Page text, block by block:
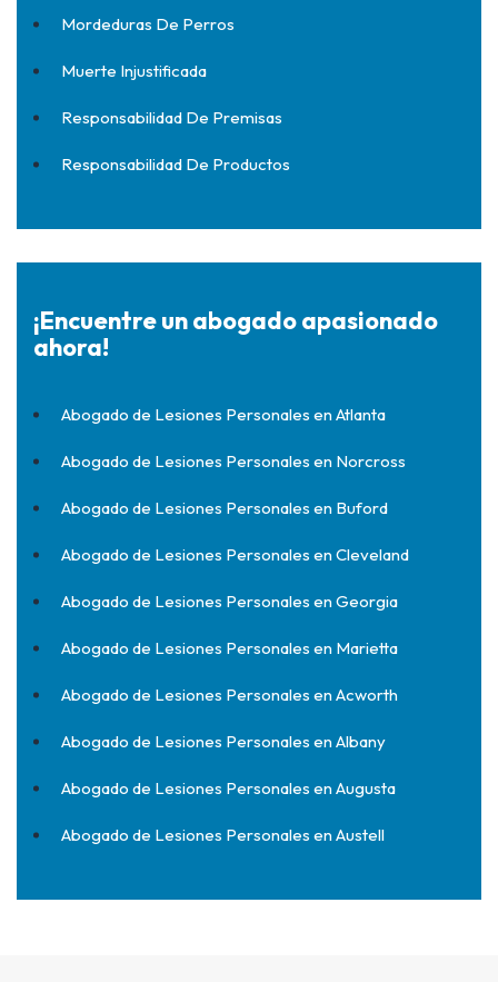
Mordeduras De Perros
Muerte Injustificada
Responsabilidad De Premisas
Responsabilidad De Productos
¡Encuentre un abogado apasionado
ahora!
Abogado de Lesiones Personales en Atlanta
Abogado de Lesiones Personales en Norcross
Abogado de Lesiones Personales en Buford
Abogado de Lesiones Personales en Cleveland
Abogado de Lesiones Personales en Georgia
Abogado de Lesiones Personales en Marietta
Abogado de Lesiones Personales en Acworth
Abogado de Lesiones Personales en Albany
Abogado de Lesiones Personales en Augusta
Abogado de Lesiones Personales en Austell